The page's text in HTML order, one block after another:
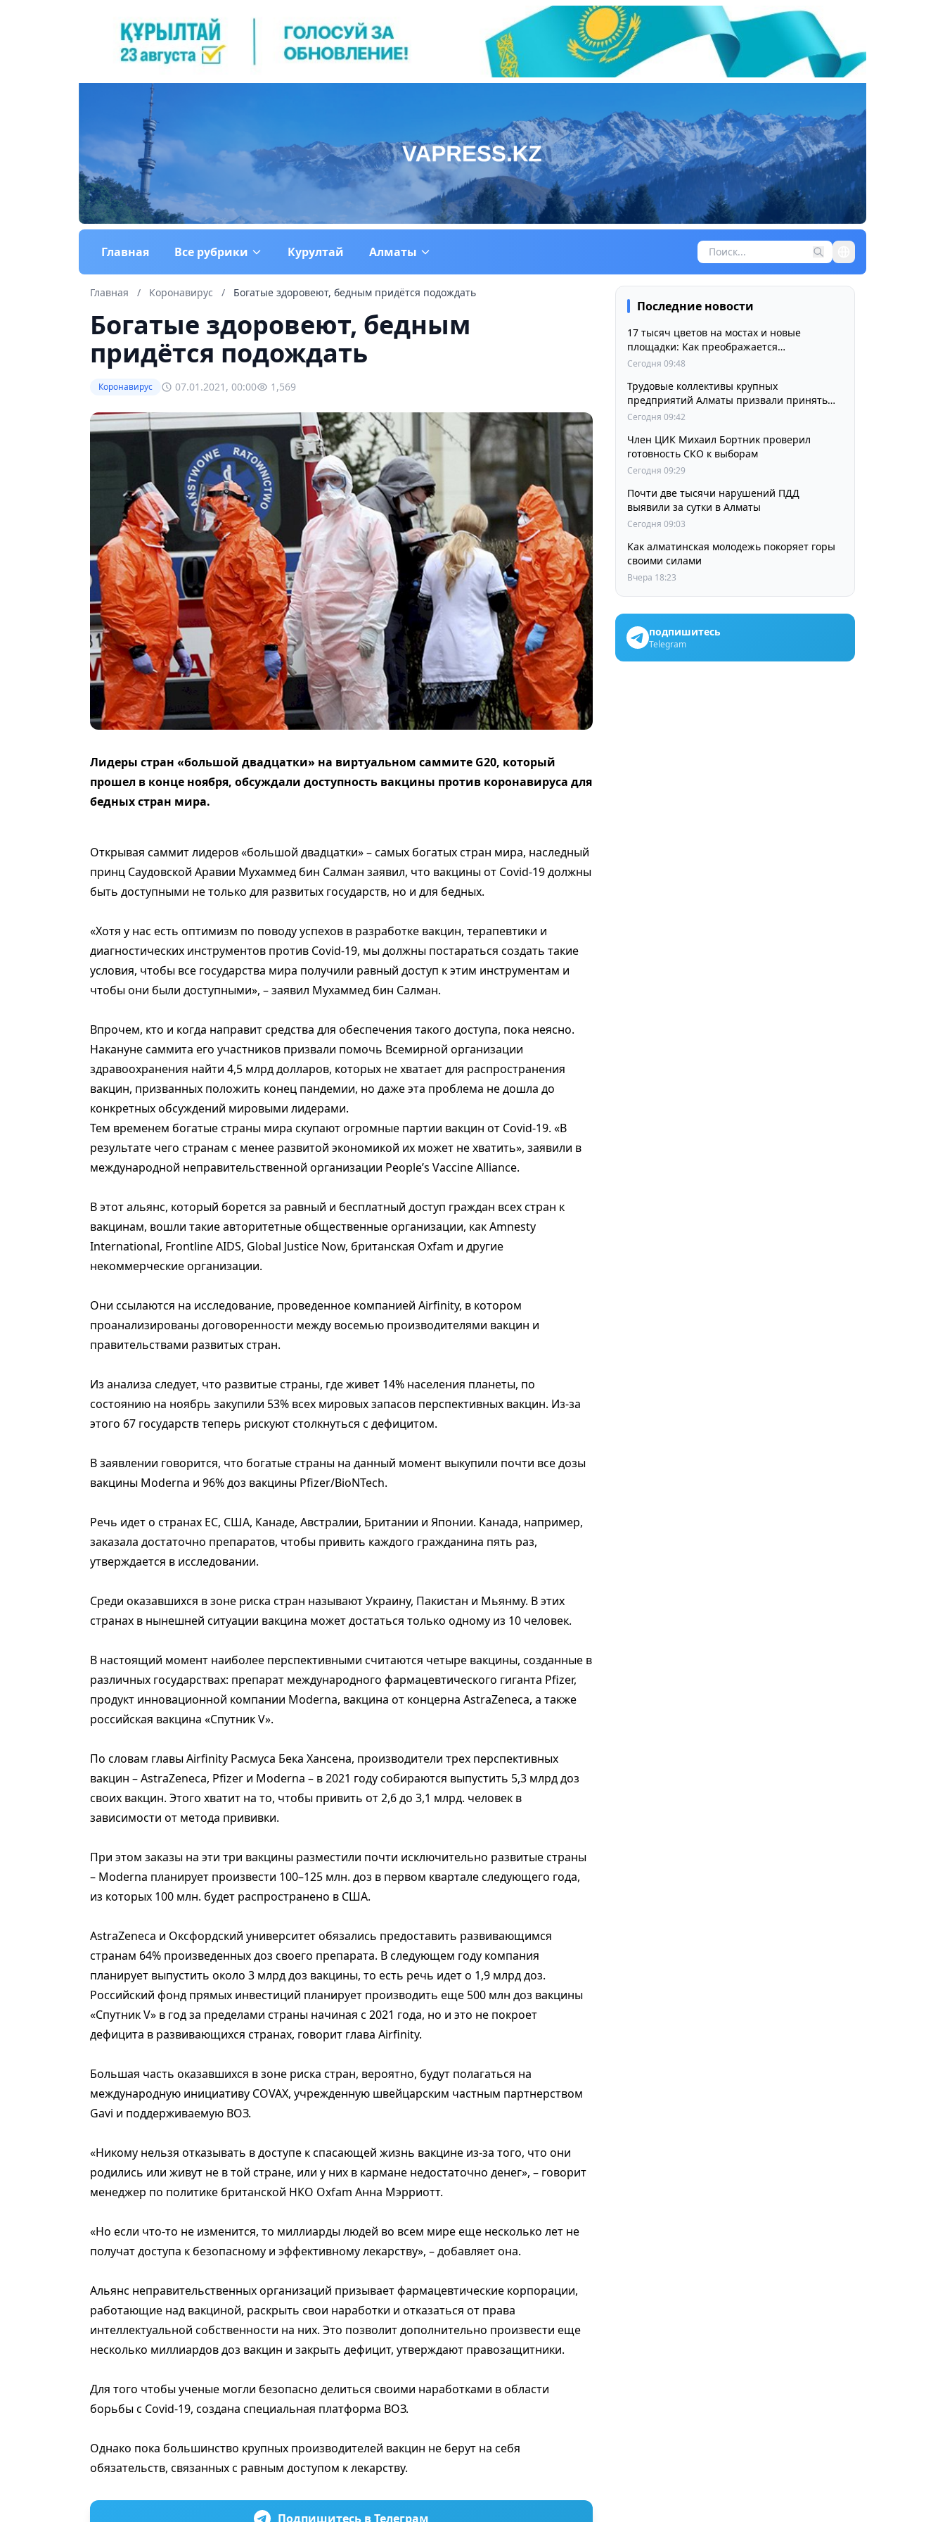
Главная Все рубрики Курултай Алматы
Главная / Коронавирус / Богатые здоровеют, бедным придётся подождать
Богатые здоровеют, бедным
придётся подождать
Коронавирус 07.01.2021, 00:00 1,569
Лидеры стран «большой двадцатки» на виртуальном саммите G20, который
прошел в конце ноября, обсуждали доступность вакцины против коронавируса для
бедных стран мира.
Открывая саммит лидеров «большой двадцатки» – самых богатых стран мира, наследный
принц Саудовской Аравии Мухаммед бин Салман заявил, что вакцины от Covid-19 должны
быть доступными не только для развитых государств, но и для бедных.
«Хотя у нас есть оптимизм по поводу успехов в разработке вакцин, терапевтики и
диагностических инструментов против Covid-19, мы должны постараться создать такие
условия, чтобы все государства мира получили равный доступ к этим инструментам и
чтобы они были доступными», – заявил Мухаммед бин Салман.
Впрочем, кто и когда направит средства для обеспечения такого доступа, пока неясно.
Накануне саммита его участников призвали помочь Всемирной организации
здравоохранения найти 4,5 млрд долларов, которых не хватает для распространения
вакцин, призванных положить конец пандемии, но даже эта проблема не дошла до
конкретных обсуждений мировыми лидерами.
Тем временем богатые страны мира скупают огромные партии вакцин от Covid-19. «В
результате чего странам с менее развитой экономикой их может не хватить», заявили в
международной неправительственной организации People’s Vaccine Alliance.
В этот альянс, который борется за равный и бесплатный доступ граждан всех стран к
вакцинам, вошли такие авторитетные общественные организации, как Amnesty
International, Frontline AIDS, Global Justice Now, британская Oxfam и другие
некоммерческие организации.
Они ссылаются на исследование, проведенное компанией Airfinity, в котором
проанализированы договоренности между восемью производителями вакцин и
правительствами развитых стран.
Из анализа следует, что развитые страны, где живет 14% населения планеты, по
состоянию на ноябрь закупили 53% всех мировых запасов перспективных вакцин. Из-за
этого 67 государств теперь рискуют столкнуться с дефицитом.
В заявлении говорится, что богатые страны на данный момент выкупили почти все дозы
вакцины Moderna и 96% доз вакцины Pfizer/BioNTech.
Речь идет о странах ЕС, США, Канаде, Австралии, Британии и Японии. Канада, например,
заказала достаточно препаратов, чтобы привить каждого гражданина пять раз,
утверждается в исследовании.
Среди оказавшихся в зоне риска стран называют Украину, Пакистан и Мьянму. В этих
странах в нынешней ситуации вакцина может достаться только одному из 10 человек.
В настоящий момент наиболее перспективными считаются четыре вакцины, созданные в
различных государствах: препарат международного фармацевтического гиганта Pfizer,
продукт инновационной компании Moderna, вакцина от концерна AstraZeneca, а также
российская вакцина «Спутник V».
По словам главы Airfinity Расмуса Бека Хансена, производители трех перспективных
вакцин – AstraZeneca, Pfizer и Moderna – в 2021 году собираются выпустить 5,3 млрд доз
своих вакцин. Этого хватит на то, чтобы привить от 2,6 до 3,1 млрд. человек в
зависимости от метода прививки.
При этом заказы на эти три вакцины разместили почти исключительно развитые страны
– Moderna планирует произвести 100–125 млн. доз в первом квартале следующего года,
из которых 100 млн. будет распространено в США.
AstraZeneca и Оксфордский университет обязались предоставить развивающимся
странам 64% произведенных доз своего препарата. В следующем году компания
планирует выпустить около 3 млрд доз вакцины, то есть речь идет о 1,9 млрд доз.
Российский фонд прямых инвестиций планирует производить еще 500 млн доз вакцины
«Спутник V» в год за пределами страны начиная с 2021 года, но и это не покроет
дефицита в развивающихся странах, говорит глава Airfinity.
Большая часть оказавшихся в зоне риска стран, вероятно, будут полагаться на
международную инициативу COVAX, учрежденную швейцарским частным партнерством
Gavi и поддерживаемую ВОЗ.
«Никому нельзя отказывать в доступе к спасающей жизнь вакцине из-за того, что они
родились или живут не в той стране, или у них в кармане недостаточно денег», – говорит
менеджер по политике британской НКО Oxfam Анна Мэрриотт.
«Но если что-то не изменится, то миллиарды людей во всем мире еще несколько лет не
получат доступа к безопасному и эффективному лекарству», – добавляет она.
Альянс неправительственных организаций призывает фармацевтические корпорации,
работающие над вакциной, раскрыть свои наработки и отказаться от права
интеллектуальной собственности на них. Это позволит дополнительно произвести еще
несколько миллиардов доз вакцин и закрыть дефицит, утверждают правозащитники.
Для того чтобы ученые могли безопасно делиться своими наработками в области
борьбы с Covid-19, создана специальная платформа ВОЗ.
Однако пока большинство крупных производителей вакцин не берут на себя
обязательств, связанных с равным доступом к лекарству.
Подпишитесь в Телеграм
Последние новости
17 тысяч цветов на мостах и новые
площадки: Как преображается
Наурызбайский район
Сегодня 09:48
Трудовые коллективы крупных
предприятий Алматы призвали принять
участие в выборах членов Курултая
Сегодня 09:42
Член ЦИК Михаил Бортник проверил
готовность СКО к выборам
Сегодня 09:29
Почти две тысячи нарушений ПДД
выявили за сутки в Алматы
Сегодня 09:03
Как алматинская молодежь покоряет горы
своими силами
Вчера 18:23
подпишитесь
Telegram